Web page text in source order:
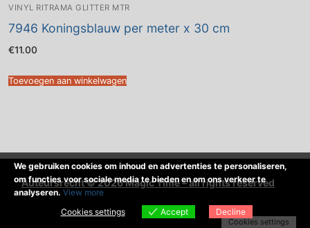
VINYL RITRAMA GLITTER MTR
7946 Koningsblauw per meter x 30 cm
€11.00
Toevoegen aan winkelwagen
Auteursrecht © 2026 Magic Time – all rights reserved
We gebruiken cookies om inhoud en advertenties te personaliseren,
om functies voor sociale media te bieden en om ons verkeer te
analyseren. View more
Cookies settings
Accept Decline
Cookies settings